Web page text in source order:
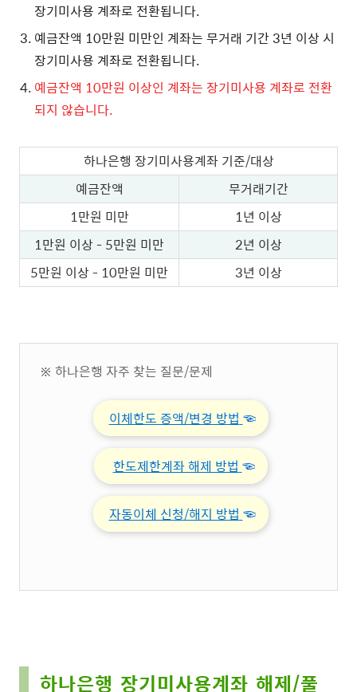
장기미사용 계좌로 전환됩니다.
예금잔액 10만원 미만인 계좌는 무거래 기간 3년 이상 시
장기미사용 계좌로 전환됩니다.
예금잔액 10만원 이상인 계좌는 장기미사용 계좌로 전환
되지 않습니다.
하나은행 장기미사용계좌 기준/대상
예금잔액
무거래기간
1만원 미만
1년 이상
1만원 이상 - 5만원 미만
2년 이상
5만원 이상 - 10만원 미만
3년 이상
※ 하나은행 자주 찾는 질문/문제
이체한도 증액/변경 방법 ☜
한도제한계좌 해제 방법 ☜
자동이체 신청/해지 방법 ☜
하나은행 장기미사용계좌 해제/풀